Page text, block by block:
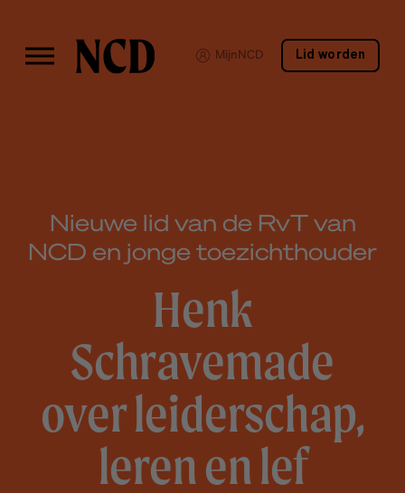
MijnNCD Lid worden
Nieuwe lid van de RvT van
NCD en jonge toezichthouder
Henk
Schravemade
over leiderschap,
leren en lef